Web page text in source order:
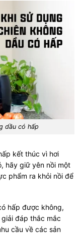
dầu có hấp
kết thúc vì hơi
hãy giữ yên nồi một
phẩm ra khỏi nồi để
hấp được không,
đáp thắc mắc
cầu về các sản